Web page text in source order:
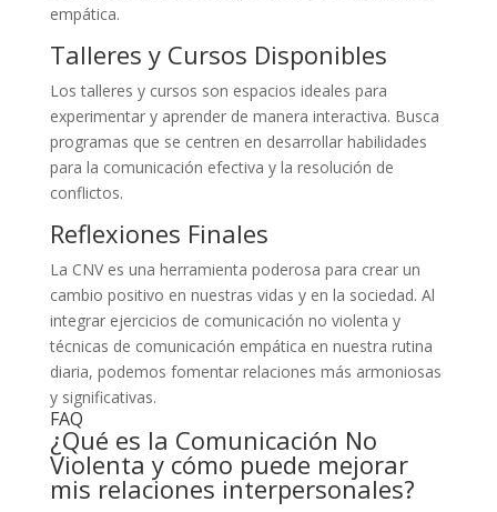
empática.
Talleres y Cursos Disponibles
Los talleres y cursos son espacios ideales para
experimentar y aprender de manera interactiva. Busca
programas que se centren en desarrollar habilidades
para la comunicación efectiva y la resolución de
conflictos.
Reflexiones Finales
La CNV es una herramienta poderosa para crear un
cambio positivo en nuestras vidas y en la sociedad. Al
integrar ejercicios de comunicación no violenta y
técnicas de comunicación empática en nuestra rutina
diaria, podemos fomentar relaciones más armoniosas
y significativas.
FAQ
¿Qué es la Comunicación No
Violenta y cómo puede mejorar
mis relaciones interpersonales?